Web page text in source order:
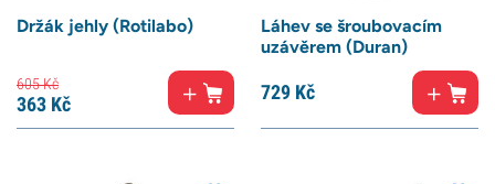
Držák jehly (Rotilabo)
605Kč
363 Kč
Láhev se šroubovacím
uzávěrem (Duran)
729 Kč